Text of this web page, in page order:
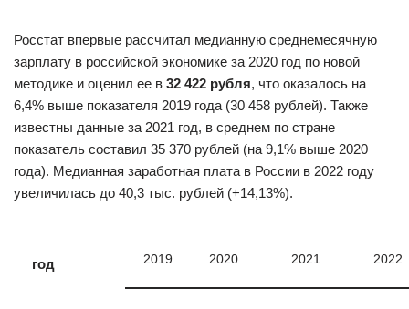
Росстат впервые рассчитал медианную среднемесячную
зарплату в российской экономике за 2020 год по новой
методике и оценил ее в 32 422 рубля, что оказалось на
6,4% выше показателя 2019 года (30 458 рублей). Также
известны данные за 2021 год, в среднем по стране
показатель составил 35 370 рублей (на 9,1% выше 2020
года). Медианная заработная плата в России в 2022 году
увеличилась до 40,3 тыс. рублей (+14,13%).
год 2019 2020 2021 2022